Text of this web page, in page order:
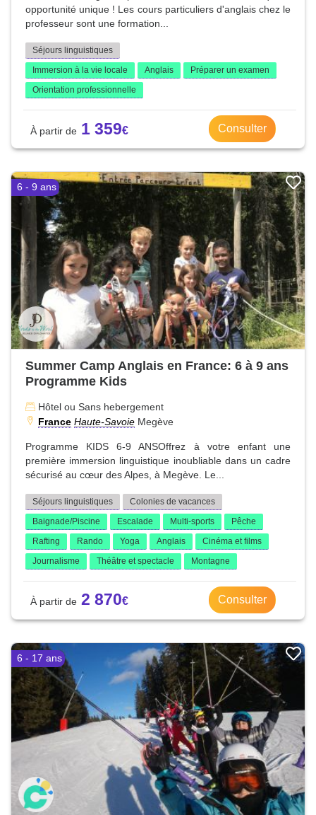
opportunité unique ! Les cours particuliers d'anglais chez le
professeur sont une formation...
Séjours linguistiques
Immersion à la vie locale
Anglais
Préparer un examen
Orientation professionnelle
1 359 Consulter
6 - 9 ans
Summer Camp Anglais en France: 6 à 9 ans
Programme Kids
Hôtel ou Sans hebergement
France Haute-Savoie Megève
Programme KIDS 6-9 ANSOffrez à votre enfant une
première immersion linguistique inoubliable dans un cadre
sécurisé au cœur des Alpes, à Megève. Le...
Séjours linguistiques
Colonies de vacances
Baignade/Piscine
Escalade Multi-sports
Pêche
Rafting
Rando Yoga Anglais
Cinéma et films
Journalisme
Théâtre et spectacle Montagne
2 870 Consulter
6 - 17 ans